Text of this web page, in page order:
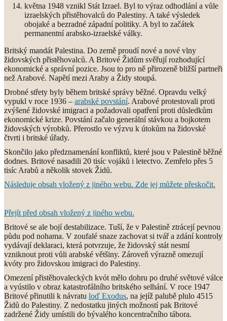
května 1948 vznikl Stát Izrael. Byl to výraz odhodlání a vůle
izraelských přistěhovalců do Palestiny. A také výsledek
obojaké a bezradné západní politiky. A byl to začátek
permanentní arabsko-izraelské války.
Britský mandát Palestina. Do země proudí nové a nové vlny
židovských přistěhovalců. A Britové Židům svěřují rozhodující
ekonomické a správní pozice. Jsou to pro ně přirozeně bližší partneři
než Arabové. Napětí mezi Araby a Židy stoupá.
Drobné střety byly během britské správy běžné. Opravdu velký
vypukl v roce 1936 – arabské povstání. Arabové protestovali proti
zvýšené židovské imigraci a požadovali opatření proti důsledkům
ekonomické krize. Povstání začalo generální stávkou a bojkotem
židovských výrobků. Přerostlo ve výzvu k útokům na židovské
čtvrti i britské úřady.
Skončilo jako předznamenání konfliktů, které jsou v Palestině běžné
dodnes. Britové nasadili 20 tisíc vojáků i letectvo. Zemřelo přes 5
tisíc Arabů a několik stovek Židů.
Následuje obsah vložený z jiného webu. Zde jej můžete přeskočit.
Přejít před obsah vložený z jiného webu.
Britové se ale bojí destabilizace. Tuší, že v Palestině ztrácejí pevnou
půdu pod nohama. V zoufalé snaze zachovat si tvář a zdání kontroly
vydávají deklaraci, která potvrzuje, že židovský stát nesmí
vzniknout proti vůli arabské většiny. Zároveň výrazně omezují
kvóty pro židovskou imigraci do Palestiny.
Omezení přistěhovaleckých kvót mělo dohru po druhé světové válce
a vyústilo v obraz katastrofálního britského selhání. V roce 1947
Britové přinutili k návratu loď Exodus, na jejíž palubě plulo 4515
Židů do Palestiny. Z nedostatku jiných možností pak Britové
zadržené Židy umístili do bývalého koncentračního tábora.